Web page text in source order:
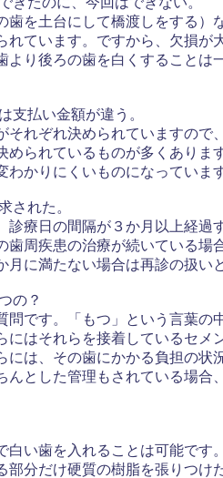
を土台にして橋渡しをする）
ています。ですから、欠損が
り後ろの歯を白くすることは
支払い金額が違う。
れぞれ決められていますので
められているものが多くありま
かりにくいものになっています
された。
療日の間隔が３か月以上経過
周疾患の治療が続いている場
に満たない場合は再診の扱い
の？
です。「もつ」という言葉の
はそれらを接着しているセメ
は、その歯にかかる負担の状
んとした管理もされている場合
い歯を入れることは可能です
分だけ硬質の樹脂を張りつけ